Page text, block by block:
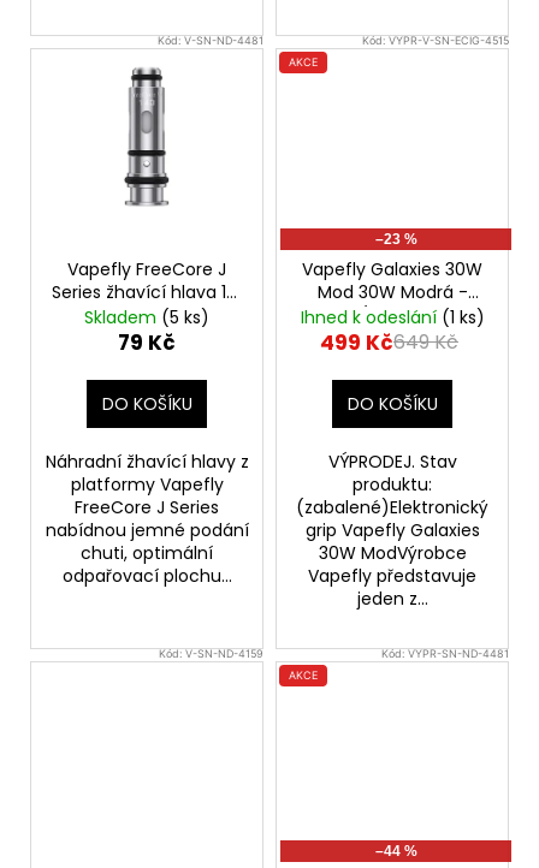
Kód: V-SN-ND-4481
Vapefly FreeCore J
Series žhavící hlava 1ks
odpor 1,4ohm
Skladem (5 ks)
79 Kč
DO KOŠÍKU
Náhradní žhavící hlavy z
platformy Vapefly
FreeCore J Series
nabídnou jemné podání
chuti, optimální
odpařovací plochu...
Kód: VYPR-V-SN-ECIG-4515
AKCE
–23 %
Vapefly Galaxies 30W
Mod 30W Modrá -
VÝPRODEJ.
Ihned k odeslání (1 ks)
499 Kč649 Kč
DO KOŠÍKU
VÝPRODEJ. Stav
produktu:
(zabalené)Elektronický
grip Vapefly Galaxies
30W ModVýrobce
Vapefly představuje
jeden z...
Kód:V-SN-ND-4159 Kód:VYPR-SN-ND-4481
AKCE
–44 %
e
NIKOTINOVÝ
BOOSTER